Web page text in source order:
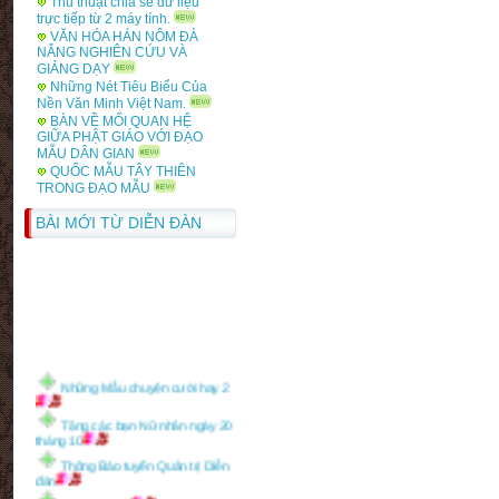
Tàng học
Bảng điểm học phần văn hóa,
văn minh Anh
trực tiếp từ 2 máy tính.
VĂN HÓA HÁN NÔM ĐÀ
NẴNG NGHIÊN CỨU VÀ
GIẢNG DẠY
Những Nét Tiêu Biểu Của
Nền Văn Minh Việt Nam.
BÀN VỀ MỐI QUAN HỆ
GIỮA PHẬT GIÁO VỚI ĐẠO
MẪU DÂN GIAN
QUỐC MẪU TÂY THIÊN
TRONG ĐẠO MẪU
BÀI MỚI TỪ DIỄN ĐÀN
Tặng các bạn Nữ nhân ngày 20
tháng 10
Thông Báo tuyển Quản trị Diễn
đàn
Thông Báo 1